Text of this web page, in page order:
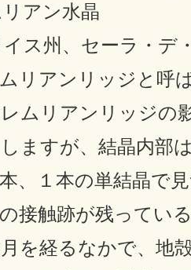
アン水晶
ス州、セーラ・デ
リアンリッジと呼
ムリアンリッジの
ますが、結晶内部
、１本の単結晶で見
接触跡が残ってい
を経るなかで、地